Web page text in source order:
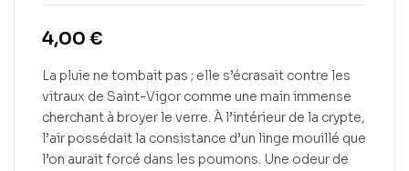
4,00 €
La pluie ne tombait pas ; elle s’écrasait contre les
vitraux de Saint-Vigor comme une main immense
cherchant à broyer le verre. À l’intérieur de la crypte,
l’air possédait la consistance d’un linge mouillé que
l’on aurait forcé dans les poumons. Une odeur de